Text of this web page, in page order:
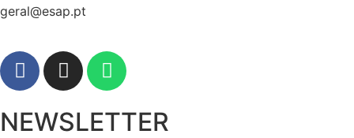
geral@esap.pt
NEWSLETTER